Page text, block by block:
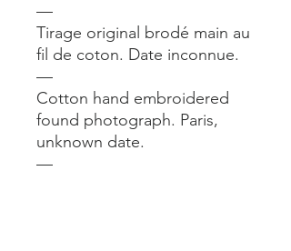
—
Tirage original brodé main au
fil de coton. Date inconnue.
—
Cotton hand embroidered
found photograph. Paris,
unknown date.
—